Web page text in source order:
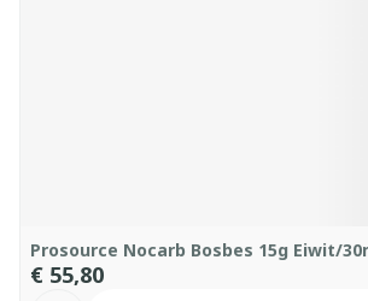
Prosource Nocarb Bosbes 15g Eiwit/
€ 55,80